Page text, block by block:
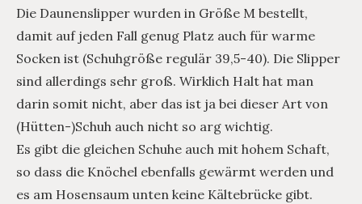
Die Daunenslipper wurden in Größe M bestellt,
damit auf jeden Fall genug Platz auch für warme
Socken ist (Schuhgröße regulär 39,5-40). Die Slipper
sind allerdings sehr groß. Wirklich Halt hat man
darin somit nicht, aber das ist ja bei dieser Art von
(Hütten-)Schuh auch nicht so arg wichtig.
Es gibt die gleichen Schuhe auch mit hohem Schaft,
so dass die Knöchel ebenfalls gewärmt werden und
es am Hosensaum unten keine Kältebrücke gibt.